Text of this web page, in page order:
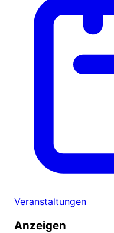
Veranstaltungen
Anzeigen